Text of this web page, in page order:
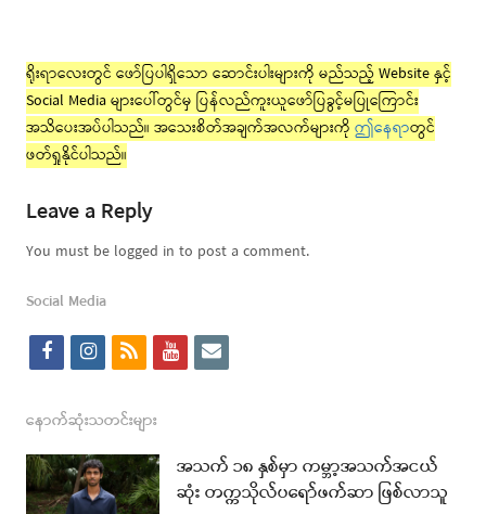
ရိုးရာလေးတွင် ဖော်ပြပါရှိသော ဆောင်းပါးများကို မည်သည့် Website နှင့်
Social Media များပေါ်တွင်မှ ပြန်လည်ကူးယူဖော်ပြခွင့်မပြုကြောင်း
အသိပေးအပ်ပါသည်။ အသေးစိတ်အချက်အလက်များကို ဤနေရာတွင်
ဖတ်ရှုနိုင်ပါသည်။
Leave a Reply
You must be logged in to post a comment.
Social Media
f
c
e
b
i
s
t
a
r
s
y
t
u
e
i
l
နောက်ဆုံးသတင်းများ
အသက် ၁၈ နှစ်မှာ ကမ္ဘာ့အသက်အငယ်
ဆုံး တက္ကသိုလ်ပရော်ဖက်ဆာ ဖြစ်လာသူ